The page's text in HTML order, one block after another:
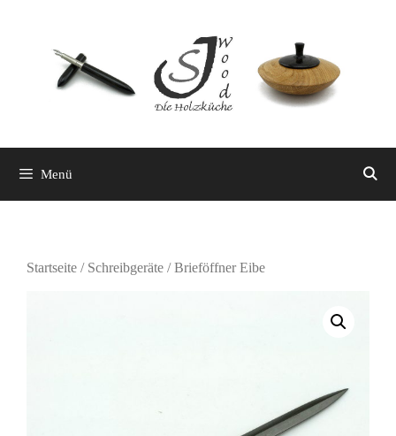
springen
Menü
Startseite / Schreibgeräte / Brieföffner Eibe